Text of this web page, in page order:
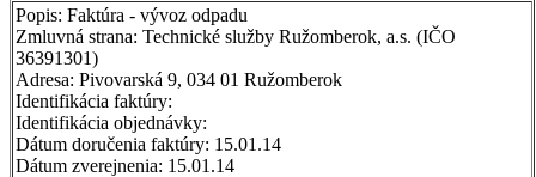
Popis: Faktúra - vývoz odpadu
Zmluvná strana: Technické služby Ružomberok, a.s. (IČO
36391301)
Adresa: Pivovarská 9, 034 01 Ružomberok
Identifikácia faktúry:
Identifikácia objednávky:
Dátum doručenia faktúry: 15.01.14
Dátum zverejnenia: 15.01.14